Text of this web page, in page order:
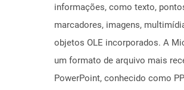
informações, como texto,
marcadores, imagens,
objetos OLE incorporados. A
um formato de arquivo mais
PowerPoint, conhecido como